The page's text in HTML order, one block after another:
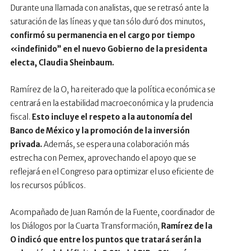
Durante una llamada con analistas, que se retrasó ante la
saturación de las líneas y que tan sólo duró dos minutos,
confirmó su permanencia en el cargo por tiempo
«indefinido” en el nuevo Gobierno de la presidenta
electa, Claudia Sheinbaum.
Ramírez de la O, ha reiterado que la política económica se
centrará en la estabilidad macroeconómica y la prudencia
fiscal. Esto incluye el respeto a la autonomía del
Banco de México y la promoción de la inversión
privada.Además, se espera una colaboración más
estrecha con Pemex, aprovechando el apoyo que se
reflejará en el Congreso para optimizar el uso eficiente de
los recursos públicos.
Acompañado de Juan Ramón de la Fuente, coordinador de
los Diálogos por la Cuarta Transformación, Ramírez de la
O indicó que entre los puntos que tratará serán la